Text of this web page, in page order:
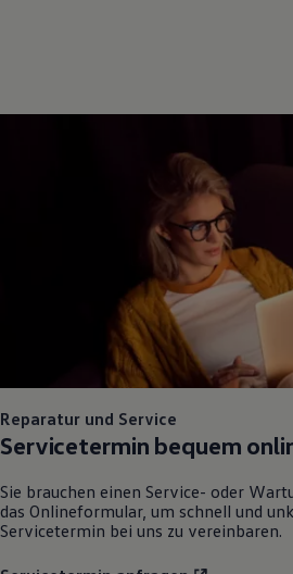
Reparatur und Service
Servicetermin bequem
Sie brauchen einen Service- oder
das Onlineformular, um schnell und
Servicetermin bei uns zu vereinbaren.